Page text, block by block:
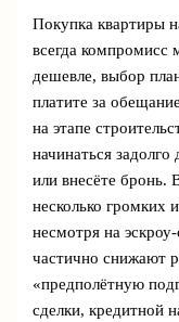
Покупка квартиры
всегда компромисс
дешевле, выбор
платите за
на этапе
начинаться
или внесёте
несколько громких
несмотря на
частично снижают
«предполётную
сделки, кредитной